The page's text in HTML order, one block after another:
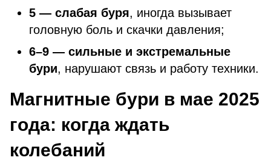
5 — слабая буря, иногда вызывает
головную боль и скачки давления;
6–9 — сильные и экстремальные
бури, нарушают связь и работу техники.
Магнитные бури в мае 2025
года: когда ждать
колебаний